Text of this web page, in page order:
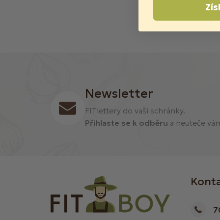
Newsletter
FITlettery do vaší schránky.
Přihlaste se k odběru a neuteče